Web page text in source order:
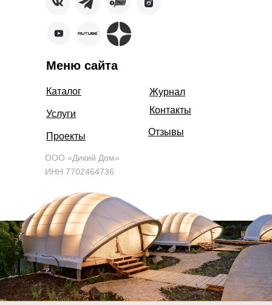
Меню сайта
Каталог
Услуги
Проекты
Журнал
Отзывы
Контакты
ООО «Дикий Дом»
ИНН 7702464736